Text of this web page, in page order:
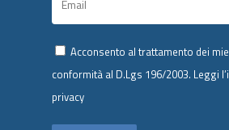
Acconsento al trattamento dei
conformità al D.Lgs 196/2003. Leggi
privacy